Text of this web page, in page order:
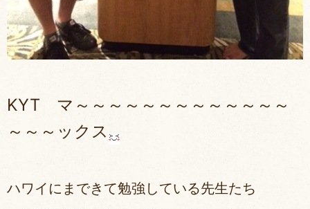
KYT マ～～～～～～～～～～～～～
～～～ックス
ハワイにまできて勉強している先生たち